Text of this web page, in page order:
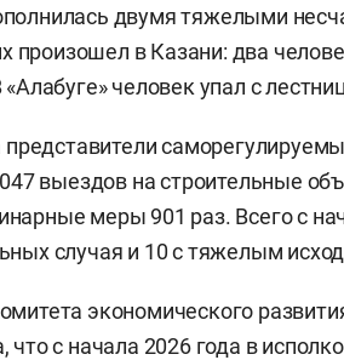
двумя тяжелыми
произошел в Казани: два
человек упал с
выездов на строительные
меры 901 раз. Всего с
случая и 10 с тяжелым
экономического
, что с начала 2026 года в